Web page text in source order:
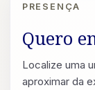
PRESENÇA
Quero
Localize uma
aproximar da